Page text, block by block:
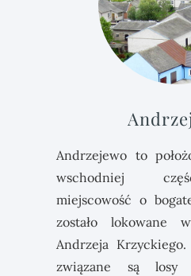
Andrzejewo to
wschodniej
miejscowość o
zostało lokowane
Andrzeja
związane są losy